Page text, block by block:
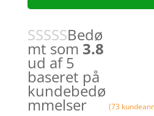
Bedø
mt som 3.8
ud af 5
baseret på
kundebedø
mmelser (73